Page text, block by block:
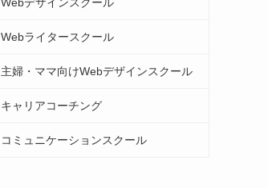
Webライタースクール
主婦・ママ向けWebデザインスクール
キャリアコーチング
コミュニケーションスクール